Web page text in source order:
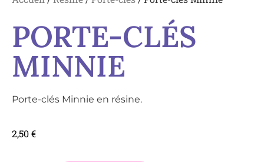
PORTE-CLÉS
MINNIE
Porte-clés Minnie en résine.
2,50€